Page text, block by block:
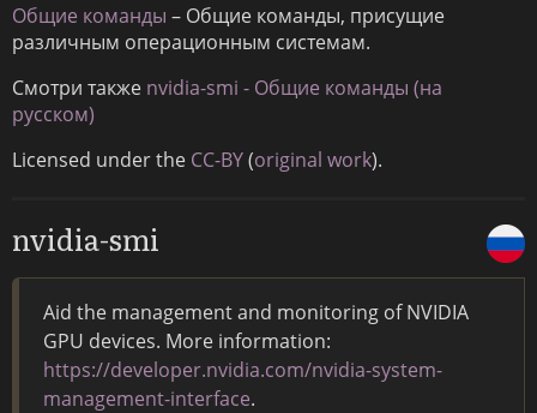
Общие команды – Общие команды, присущие
различным операционным системам.
Смотри также nvidia-smi - Общие команды (на
русском)
Licensed under the CC-BY(original work).
nvidia-smi
Aid the management and monitoring of NVIDIA
GPU devices. More information:
https://developer.nvidia.com/nvidia-system-
management-interface.